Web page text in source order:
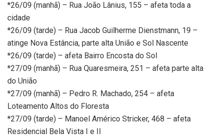
*26/09 (manhã) – Rua João Lânius, 155 – afeta toda a
cidade
*26/09 (tarde) – Rua Jacob Guilherme Dienstmann, 19 –
atinge Nova Estância, parte alta União e Sol Nascente
*26/09 (tarde) – afeta Bairro Encosta do Sol
*27/09 (manhã) – Rua Quaresmeira, 251 – afeta parte alta
do União
*27/09 (manhã) – Pedro R. Machado, 254 – afeta
Loteamento Altos do Floresta
*27/09 (tarde) – Manoel Américo Stricker, 468 – afeta
Residencial Bela Vista I e II